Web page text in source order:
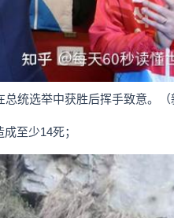
统选举中获胜后挥手致意。
至少14死；